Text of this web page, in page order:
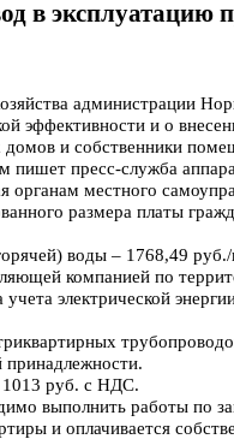
в эксплуатацию
администрации
эффективности и о
домов и собственники
пресс-служба
органам местного
размера платы
воды – 1768,49
компанией по
электрической
принадлежности.
1013 руб. с НДС.
выполнить работы по
и оплачивается